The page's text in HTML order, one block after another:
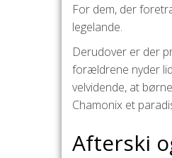
For dem, der
legelande.
Derudover er der
forældrene nyder
velvidende, at
Chamonix et
Afterski